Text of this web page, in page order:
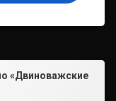
«Двиноважские